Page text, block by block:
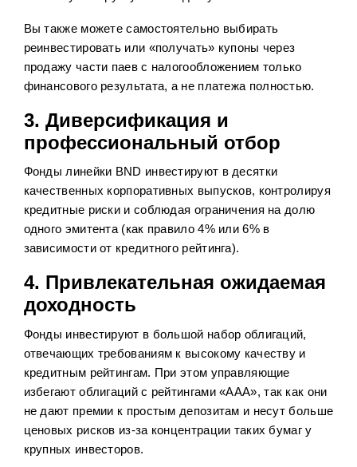
Вы также можете самостоятельно выбирать
реинвестировать или «получать» купоны через
продажу части паев с налогообложением только
финансового результата, а не платежа полностью.
3. Диверсификация и
профессиональный отбор
Фонды линейки BND инвестируют в десятки
качественных корпоративных выпусков, контролируя
кредитные риски и соблюдая ограничения на долю
одного эмитента (как правило 4% или 6% в
зависимости от кредитного рейтинга).
4. Привлекательная ожидаемая
доходность
Фонды инвестируют в большой набор облигаций,
отвечающих требованиям к высокому качеству и
кредитным рейтингам. При этом управляющие
избегают облигаций с рейтингами «AAA», так как они
не дают премии к простым депозитам и несут больше
ценовых рисков из-за концентрации таких бумаг у
крупных инвесторов.